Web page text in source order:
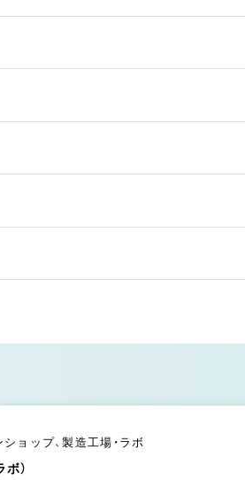
ョップ、製造工場・ラボ
）